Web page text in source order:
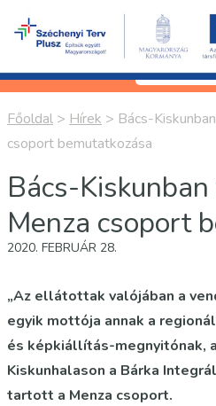
Főoldal > Hírek > Bács-
csoport bemutatkozása
Bács-
Menza csoport
2020. FEBRUÁR 28.
„Az ellátottak valójában a
egyik mottója annak a
és képkiállítás-megnyitónak,
Kiskunhalason a Bárka
tartott a Menza csoport.